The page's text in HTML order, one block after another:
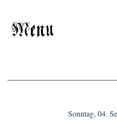
Menu
Sonntag, 04.